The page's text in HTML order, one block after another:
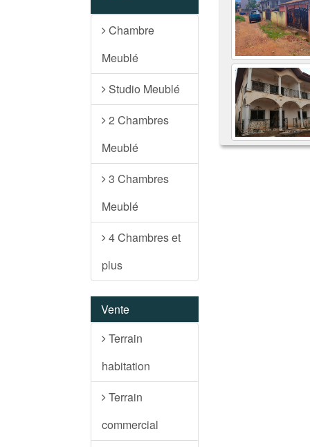
Chambre
Meublé
Studio Meublé
2 Chambres
Meublé
3 Chambres
Meublé
4 Chambres et
plus
Vente
Terrain
habitation
Terrain
commercial